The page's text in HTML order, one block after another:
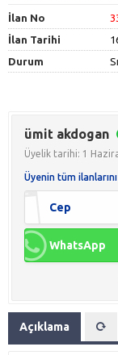
İlan No
İlan Tarihi
Durum
ümit akdogan
Üyelik tarihi: 1
Üyenin tüm
Cep
WhatsApp
Açıklama